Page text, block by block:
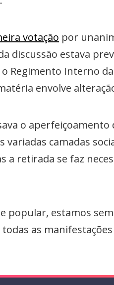
votação por
discussão estava
Regimento Interno
envolve
o aperfeiçoamento
camadas
retirada se faz
popular, estamos
as